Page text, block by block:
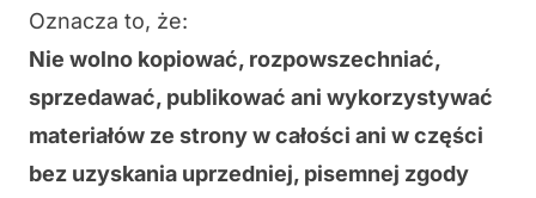
Oznacza to, że:
Nie wolno kopiować, rozpowszechniać,
sprzedawać, publikować ani wykorzystywać
materiałów ze strony w całości ani w części
bez uzyskania uprzedniej, pisemnej zgody